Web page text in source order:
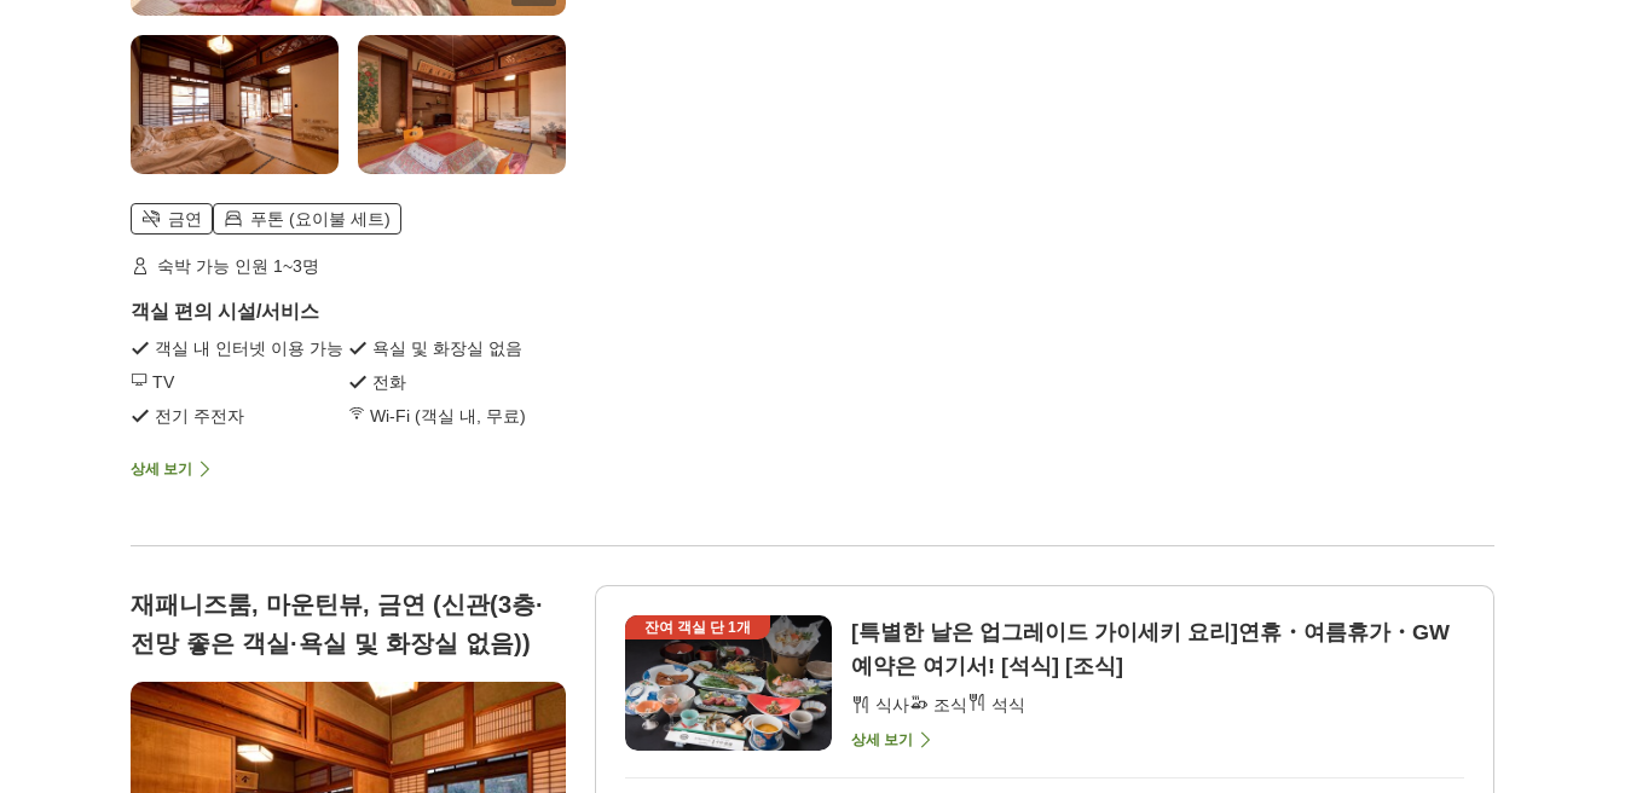
금연 푸톤 (요이불 세트)
숙박 가능 인원 1~3명
객실 편의 시설/서비스
객실 내 인터넷 이용 가능
욕실 및 화장실 없음
TV
전화
전기 주전자
Wi-Fi (객실 내, 무료)
상세 보기
재패니즈룸, 마운틴뷰, 금연 (신관(3층·
전망 좋은 객실·욕실 및 화장실 없음))
잔여 객실 단1개
[특별한 날은 업그레이드 가이세키 요리]연휴・여름휴가・GW
예약은 여기서! [석식] [조식]
식사 조식 석식
상세 보기